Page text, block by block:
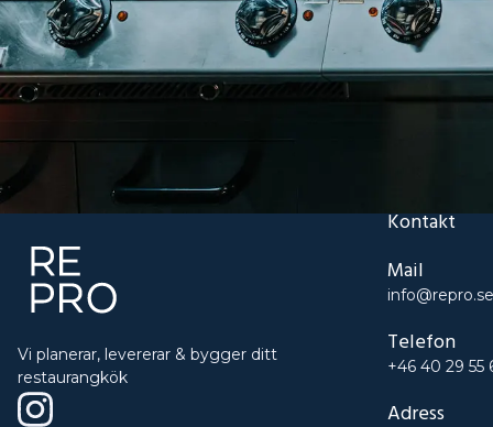
Vi planerar, levererar & bygger ditt
restaurangkök
Kontakt
Mail
info@repro.se
Telefon
+46 40 29 55
Adress